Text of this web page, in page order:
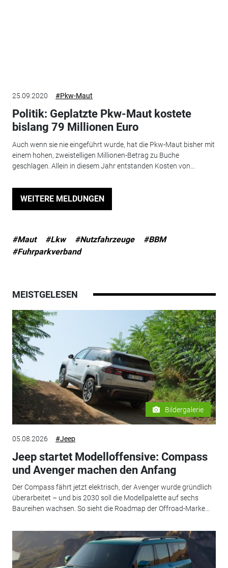
25.09.2020 #Pkw-Maut
Politik: Geplatzte Pkw-Maut kostete
bislang 79 Millionen Euro
Auch wenn sie nie eingeführt wurde, hat die Pkw-Maut bisher mit
einem hohen, zweistelligen Millionen-Betrag zu Buche
geschlagen. Allein in diesem Jahr entstanden Kosten von...
WEITERE MELDUNGEN
#Maut #Lkw #Nutzfahrzeuge
#BBM
#Fuhrparkverband
MEISTGELESEN
Bildergalerie
05.08.2026 #Jeep
Jeep startet Modelloffensive: Compass
und Avenger machen den Anfang
Der Compass fährt jetzt elektrisch, der Avenger wurde gründlich
überarbeitet – und bis 2030 soll die Modellpalette auf sechs
Baureihen wachsen. So sieht die Roadmap der Offroad-Marke...